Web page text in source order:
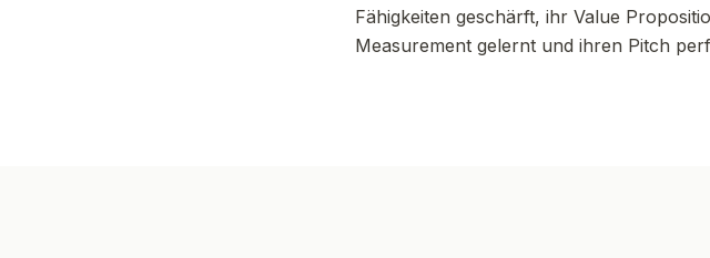
Fähigkeiten geschärft, ihr Value
Measurement gelernt und ihren Pitch